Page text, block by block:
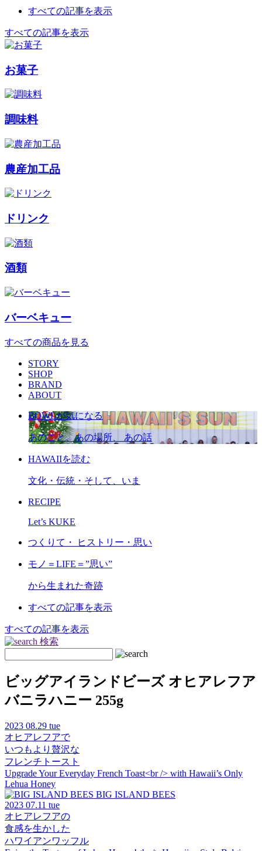
すべての記事を表示
すべての記事を表示
お菓子
調味料
農産加工品
ドリンク
酒類
バーベキュー
すべての商品を見る
STORY
SHOP
BRAND
ABOUT
BOWLが気になる
あのこと、あの場所、 あの話
HAWAIIを読む
文化・伝統・そして、いま
RECIPE
Let’s KUKE
つくりて・ ヒストリー・思い
モノ＝LIFE＝”思い”
から生まれた奇跡
すべての記事を表示
すべての記事を表示
検索
ビッグアイランドビーズ オヒアレフア
バニラハニー 255g
2023 08.29 tue
オヒアレフアで
いつもより贅沢な
フレンチトースト
Upgrade Your Everyday French Toast<br /> with Hawaii’s Only
Lehua Honey
BIG ISLAND BEES
2023 07.11 tue
オヒアレフアの
食感を生かした
ハワイアンワッフル